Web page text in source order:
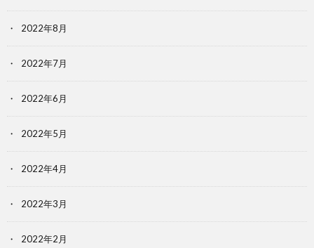
2022年8月
2022年7月
2022年6月
2022年5月
2022年4月
2022年3月
2022年2月